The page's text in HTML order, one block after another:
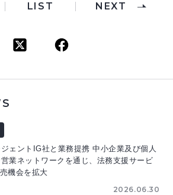
LIST NEXT
ェントIG社と業務提携 中小企業及び個人
業ネットワークを通じ、法務支援サービ
機会を拡大
2026.06.30